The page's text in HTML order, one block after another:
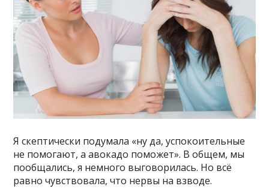
Я скептически подумала «ну да, успокоительные
не помогают, а авокадо поможет». В общем, мы
пообщались, я немного выговорилась. Но всё
равно чувствовала, что нервы на взводе.